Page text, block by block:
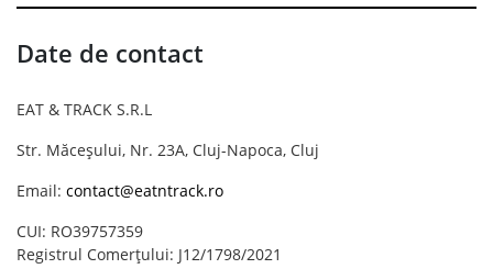
Date de contact
EAT & TRACK S.R.L
Str. Măceșului, Nr. 23A, Cluj-Napoca, Cluj
Email: contact@eatntrack.ro
CUI: RO39757359
Registrul Comerțului: J12/1798/2021